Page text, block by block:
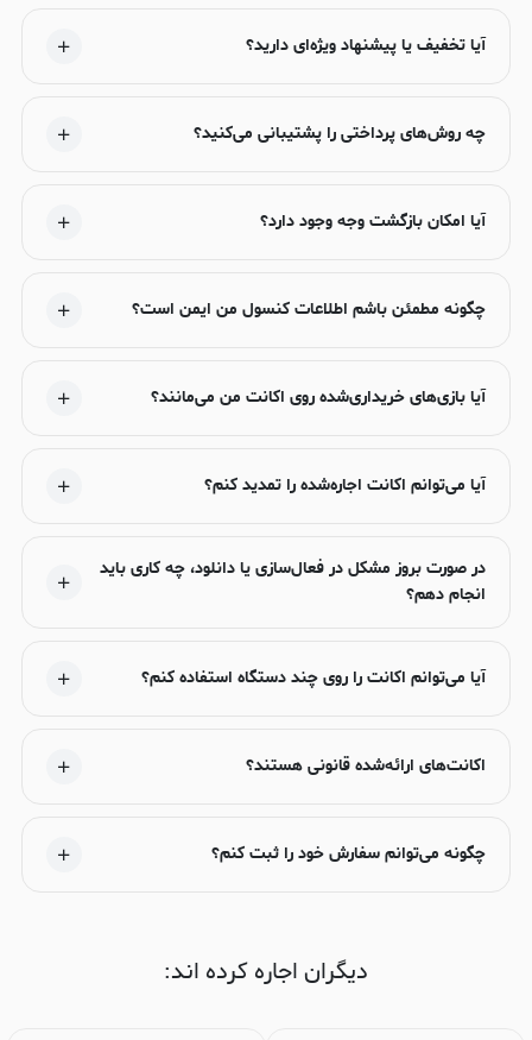
آیا تخفیف یا پیشنهاد ویژه‌ای دارید؟
چه روش‌های پرداختی را پشتیبانی می‌کنید؟
آیا امکان بازگشت وجه وجود دارد؟
چگونه مطمئن باشم اطلاعات کنسول من ایمن است؟
آیا بازی‌های خریداری‌شده روی اکانت من می‌مانند؟
آیا می‌توانم اکانت اجاره‌شده را تمدید کنم؟
در صورت بروز مشکل در فعال‌سازی یا دانلود، چه کاری باید
انجام دهم؟
آیا می‌توانم اکانت را روی چند دستگاه استفاده کنم؟
اکانت‌های ارائه‌شده قانونی هستند؟
چگونه می‌توانم سفارش خود را ثبت کنم؟
دیگران اجاره کرده اند: